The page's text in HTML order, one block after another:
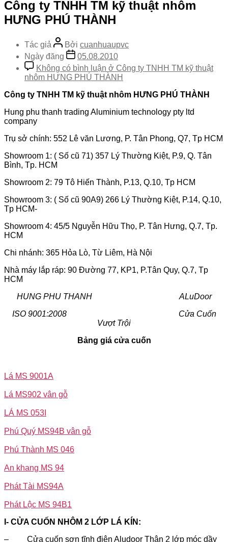
Công ty TNHH TM kỹ thuật nhôm
HƯNG PHÚ THÀNH
Tác giả Bởi cuanhuaupvc
Ngày đăng
05.08.2010
Không có bình luận ở Công ty TNHH TM kỹ thuật
nhôm HƯNG PHÚ THÀNH
Công ty TNHH TM kỹ thuật nhôm HƯNG PHÚ THÀNH
Hung phu thanh trading Aluminium technology pty ltd
company
Trụ sở chính: 552 Lê văn Lương, P. Tân Phong, Q7, Tp HCM
Showroom 1: ( Số cũ 71) 357 Lý Thường Kiệt, P.9, Q. Tân
Bình, Tp. HCM
Showroom 2: 79 Tô Hiến Thành, P.13, Q.10, Tp HCM
Showroom 3: ( Số cũ 90A9) 266 Lý Thường Kiệt, P.14, Q.10,
Tp HCM-
Showroom 4: 45/5 Nguyễn Hữu Thọ, P. Tân Hưng, Q.7, Tp.
HCM
Chi nhánh: 365 Hỏa Lò, Từ Liêm, Hà Nội
Nhà máy lắp ráp: 90 Đường 77, KP1, P.Tân Quy, Q.7, Tp
HCM
HUNG PHU THANH ALuDoor
ISO 9001:2008 Cửa Cuốn
Vượt Trội
Bảng giá cửa cuốn
Lá MS 9001A
Lá MS902 vân gỗ
LÁ MS 053I
Phú Quý MS94B vân gỗ
Phú Thành MS 046
An khang MS 94
Phát Tài MS94A
Phát Lộc MS 94B1
I- CỬA CUỐN NHÔM 2 LỚP LÁ KÍN:
– Cửa cuốn sơn tĩnh điện Aludoor Thân 2 lớp móc dầy